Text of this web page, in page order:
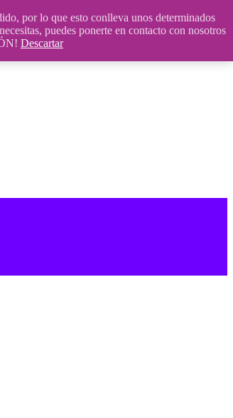
por lo que esto conlleva unos determinados
puedes ponerte en contacto con nosotros
Descartar